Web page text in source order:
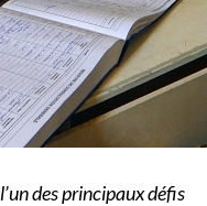
des principaux défis